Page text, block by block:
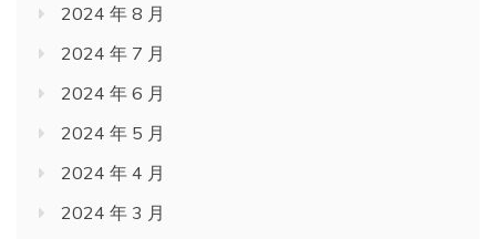
2024 年 8 月
2024 年 7 月
2024 年 6 月
2024 年 5 月
2024 年 4 月
2024 年 3 月